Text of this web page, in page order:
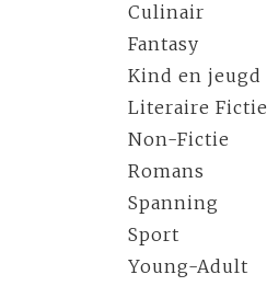
Culinair
Fantasy
Kind en jeugd
Literaire Fictie
Non-Fictie
Romans
Spanning
Sport
Young-Adult